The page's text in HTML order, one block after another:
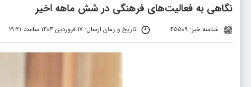
نگاهی به فعالیت‌های فرهنگی در شش ماهه اخیر
شناسه خبر: 45509 تاریخ و زمان ارسال: 17 فروردین 1404 ساعت 19:21